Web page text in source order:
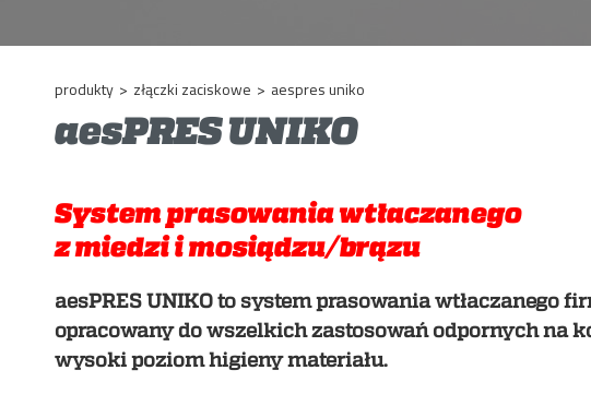
produkty > złączki zaciskowe > aespres uniko
aesPRES UNIKO
System prasowania wtłaczanego
z miedzi i mosiądzu/brązu
aesPRES UNIKO to system prasowania wtłaczanego
opracowany do wszelkich zastosowań odpornych na
wysoki poziom higieny materiału.